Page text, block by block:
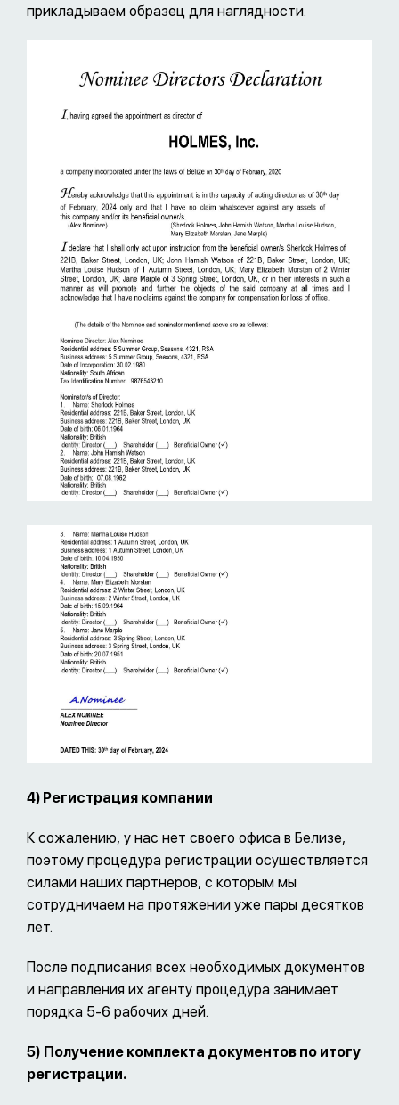
прикладываем образец для наглядности.
4) Регистрация компании
К сожалению, у нас нет своего офиса в Белизе,
поэтому процедура регистрации осуществляется
силами наших партнеров, с которым мы
сотрудничаем на протяжении уже пары десятков
лет.
После подписания всех необходимых документов
и направления их агенту процедура занимает
порядка 5-6 рабочих дней.
5) Получение комплекта документов по итогу
регистрации.